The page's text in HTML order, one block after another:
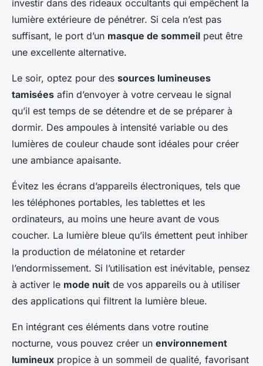
investir dans des rideaux occultants qui empêchent la
lumière extérieure de pénétrer. Si cela n’est pas
suffisant, le port d’un masque de sommeil peut être
une excellente alternative.
Le soir, optez pour des sources lumineuses
tamisées afin d’envoyer à votre cerveau le signal
qu’il est temps de se détendre et de se préparer à
dormir. Des ampoules à intensité variable ou des
lumières de couleur chaude sont idéales pour créer
une ambiance apaisante.
Évitez les écrans d’appareils électroniques, tels que
les téléphones portables, les tablettes et les
ordinateurs, au moins une heure avant de vous
coucher. La lumière bleue qu’ils émettent peut inhiber
la production de mélatonine et retarder
l’endormissement. Si l’utilisation est inévitable, pensez
à activer le mode nuit de vos appareils ou à utiliser
des applications qui filtrent la lumière bleue.
En intégrant ces éléments dans votre routine
nocturne, vous pouvez créer un environnement
lumineux propice à un sommeil de qualité, favorisant